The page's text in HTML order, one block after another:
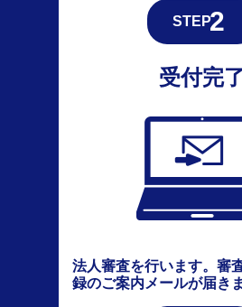
受付完
法人審査を行います。審
録のご案内メールが届き